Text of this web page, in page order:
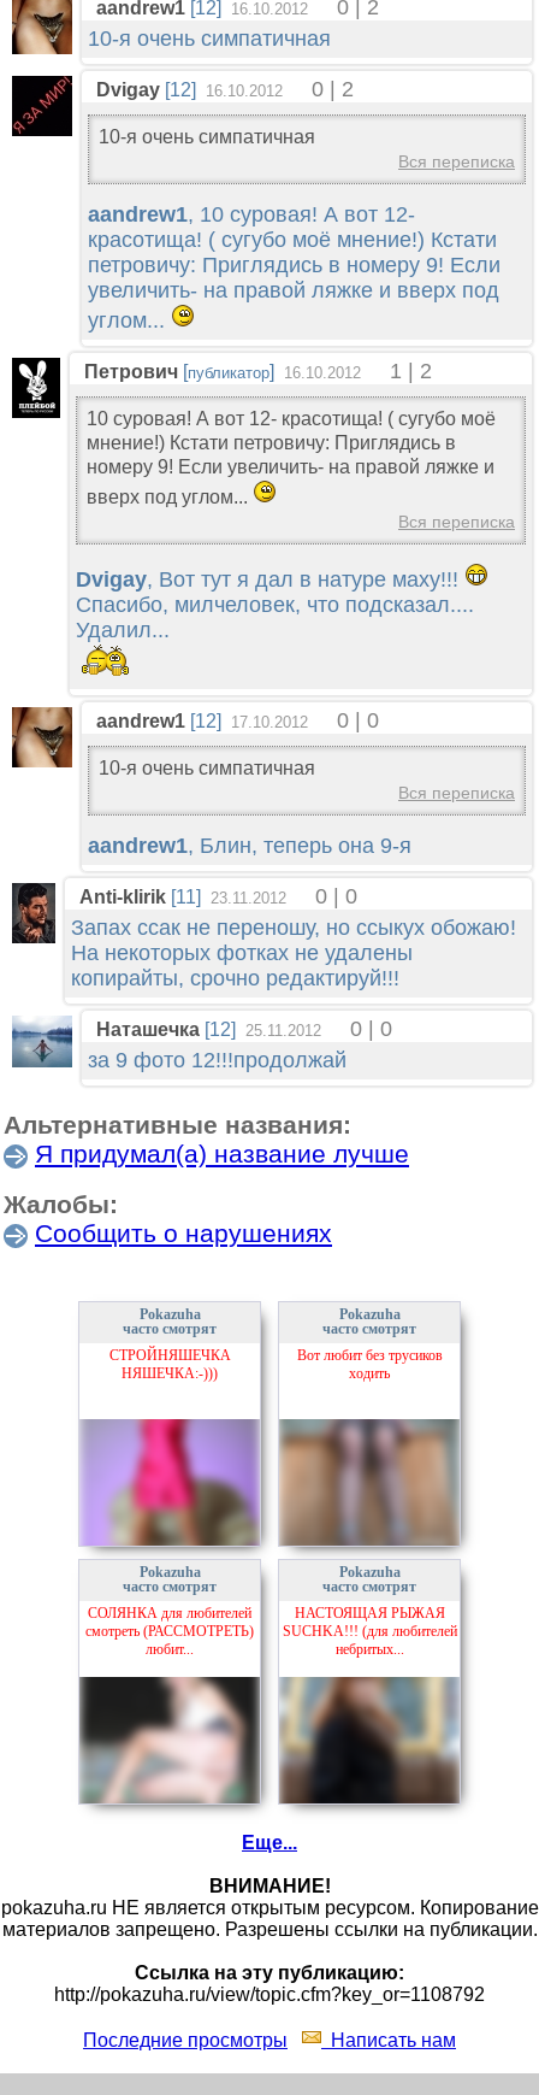
aandrew1 [12] 16.10.2012
0 | 2
10-я очень симпатичная
Dvigay [12] 16.10.2012 0 | 2
10-я очень симпатичная
Вся переписка
aandrew1, 10 суровая! А вот 12-
красотища! ( сугубо моё мнение!) Кстати
петровичу: Приглядись в номеру 9! Если
увеличить- на правой ляжке и вверх под
углом...
Петрович [публикатор] 16.10.2012 1 | 2
10 суровая! А вот 12- красотища! ( сугубо моё
мнение!) Кстати петровичу: Приглядись в
номеру 9! Если увеличить- на правой ляжке и
вверх под углом...
Вся переписка
Dvigay, Вот тут я дал в натуре маху!!!
Спасибо, милчеловек, что подсказал....
Удалил...
aandrew1 [12] 17.10.2012 0 | 0
10-я очень симпатичная
Вся переписка
aandrew1, Блин, теперь она 9-я
Anti-klirik [11] 23.11.2012
0 | 0
Запах ссак не переношу, но ссыкух обожаю!
На некоторых фотках не удалены
копирайты, срочно редактируй!!!
Наташечка [12] 25.11.2012
0 | 0
за 9 фото 12!!!продолжай
Альтернативные названия:
Я придумал(а) название лучше
Жалобы:
Сообщить о нарушениях
Pokazuha
часто смотрят
СТРОЙНЯШЕЧКА
НЯШЕЧКА:-)))
Pokazuha
часто смотрят
Вот любит без трусиков
ходить
Pokazuha
часто смотрят
СОЛЯНКА для любителей
смотреть (РАССМОТРЕТЬ)
любит...
Pokazuha
часто смотрят
НАСТОЯЩАЯ РЫЖАЯ
SUCHKA!!! (для любителей
небритых...
Еще...
ВНИМАНИЕ!
pokazuha.ru НЕ является открытым ресурсом. Копирование
материалов запрещено. Разрешены ссылки на публикации.
Ссылка на эту публикацию:
http://pokazuha.ru/view/topic.cfm?key_or=1108792
Последние просмотры Написать нам